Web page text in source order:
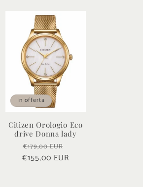
In offerta
Citizen Orologio Eco
drive Donna lady
Prezzo
di
€179,00 EUR
scontato
€155,00 EUR